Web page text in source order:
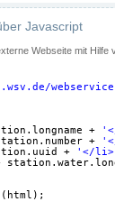
Javascript
Webseite mit
+
+
+ '</